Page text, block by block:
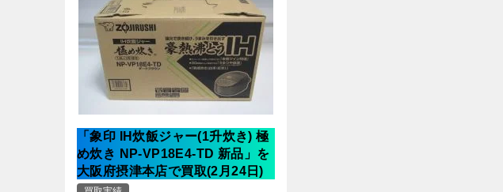
「象印 IH炊飯ジャー(1升炊き) 極
め炊き NP-VP18E4-TD 新品」を
大阪府摂津本店で買取(2月24日)